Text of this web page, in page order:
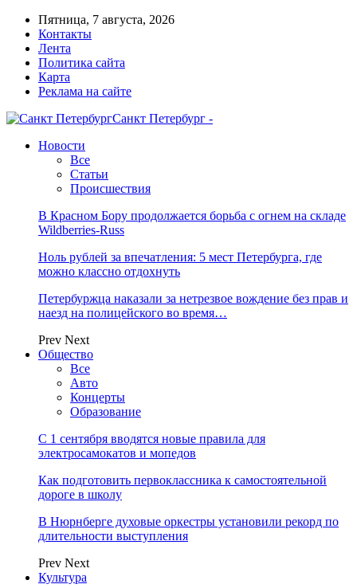
Пятница, 7 августа, 2026
Контакты
Лента
Политика сайта
Карта
Реклама на сайте
Санкт Петербург -
Новости
Все
Статьи
Происшествия
В Красном Бору продолжается борьба с огнем на складе
Wildberries-Russ
Ноль рублей за впечатления: 5 мест Петербурга, где
можно классно отдохнуть
Петербуржца наказали за нетрезвое вождение без прав и
наезд на полицейского во время…
Prev Next
Общество
Все
Авто
Концерты
Образование
С 1 сентября вводятся новые правила для
электросамокатов и мопедов
Как подготовить первоклассника к самостоятельной
дороге в школу
В Нюрнберге духовые оркестры установили рекорд по
длительности выступления
Prev Next
Культура